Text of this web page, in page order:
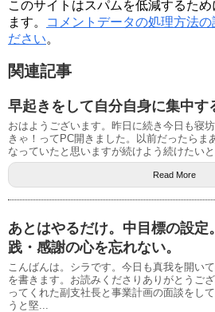
このサイトはスパムを低減するた
ます。
コメントデータの処理方法の
ださい。
関連記事
早起きをして自分自身に集中す
おはようございます。昨日に続き今日も寝
きゃ！ってPC開きました。以前だったらま
なっていたと思いますが続けよう続けたい
Read More
あとはやるだけ。中目標の設定
践・感謝の心を忘れない。
こんばんは。シラです。今日も真我を開い
を書きます。お読みくださりありがとうご
ってくれた副支社長と事業計画の面談をし
うと堅...